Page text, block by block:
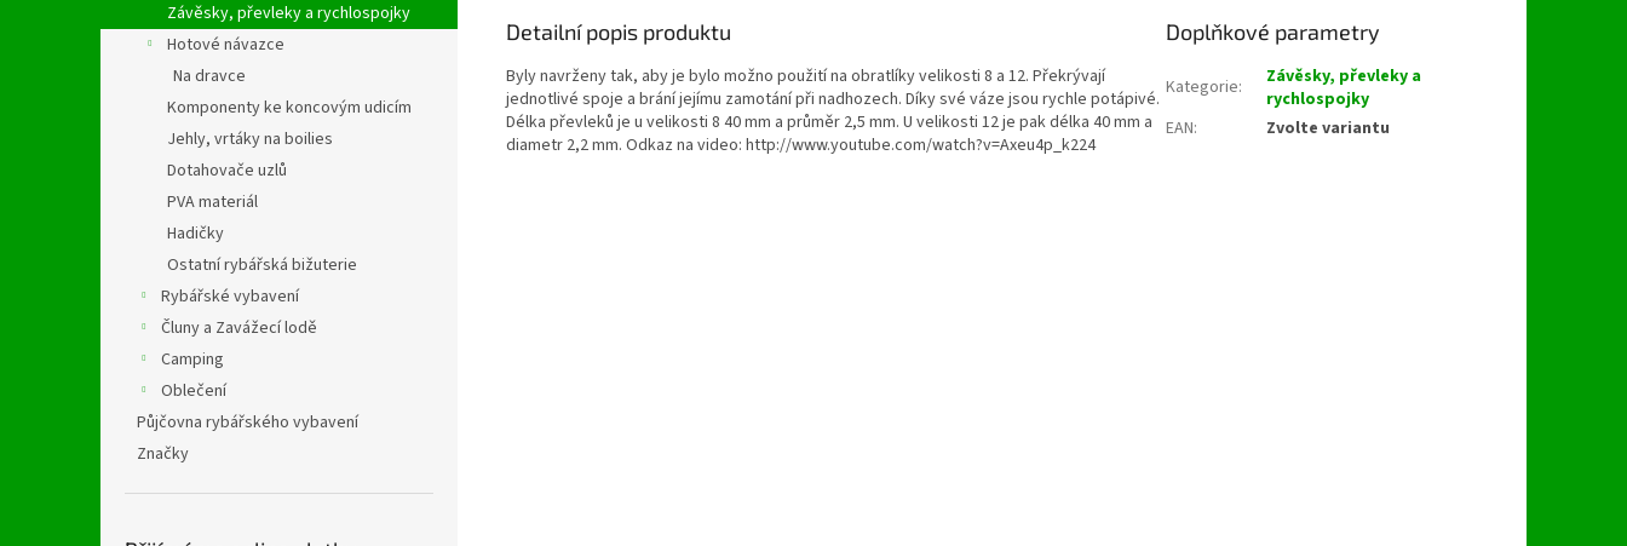
Závěsky, převleky a rychlospojky
Hotové návazce
Na dravce
Komponenty ke koncovým udicím
Jehly, vrtáky na boilies
Dotahovače uzlů
PVA materiál
Hadičky
Ostatní rybářská bižuterie
Rybářské vybavení
Čluny a Zavážecí lodě
Camping
Oblečení
Půjčovna rybářského vybavení
Značky
Detailní popis produktu
Byly navrženy tak, aby je bylo možno použití na obratlíky velikosti 8 a 12. Překrývají
jednotlivé spoje a brání jejímu zamotání při nadhozech. Díky své váze jsou rychle potápivé.
Délka převleků je u velikosti 8 40 mm a průměr 2,5 mm. U velikosti 12 je pak délka 40 mm a
diametr 2,2 mm. Odkaz na video: http://www.youtube.com/watch?v=Axeu4p_k224
Doplňkové parametry
Kategorie:
Závěsky, převleky a
rychlospojky
EAN: Zvolte variantu